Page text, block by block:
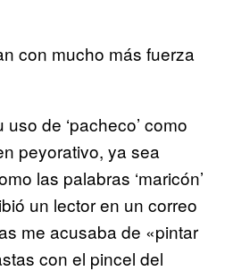
con mucho más fuerza
de ‘pacheco’ como
peyorativo, ya sea
las palabras ‘maricón’
un lector en un correo
me acusaba de «pintar
con el pincel del